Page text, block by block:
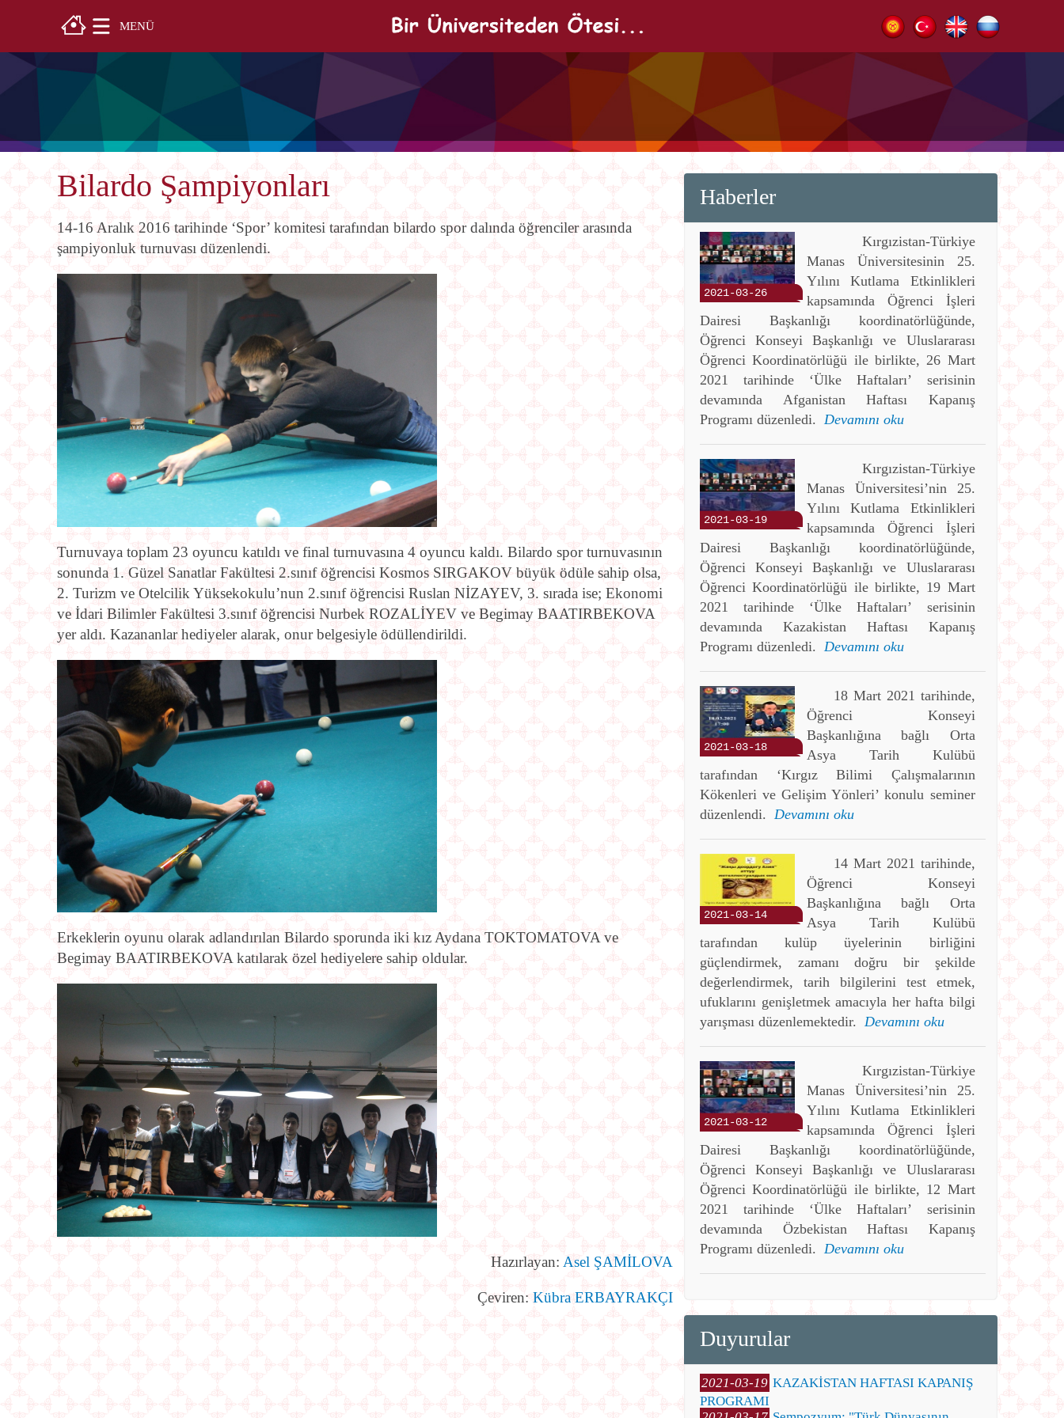
MENÜ
Bilardo Şampiyonları
14-16 Aralık 2016 tarihinde ‘Spor’ komitesi tarafından bilardo spor dalında öğrenciler arasında
şampiyonluk turnuvası düzenlendi.
Turnuvaya toplam 23 oyuncu katıldı ve final turnuvasına 4 oyuncu kaldı. Bilardo spor turnuvasının
sonunda 1. Güzel Sanatlar Fakültesi 2.sınıf öğrencisi Kosmos SIRGAKOV büyük ödüle sahip olsa,
2. Turizm ve Otelcilik Yüksekokulu’nun 2.sınıf öğrencisi Ruslan NİZAYEV, 3. sırada ise; Ekonomi
ve İdari Bilimler Fakültesi 3.sınıf öğrencisi Nurbek ROZALİYEV ve Begimay BAATIRBEKOVA
yer aldı. Kazananlar hediyeler alarak, onur belgesiyle ödüllendirildi.
Erkeklerin oyunu olarak adlandırılan Bilardo sporunda iki kız Aydana TOKTOMATOVA ve
Begimay BAATIRBEKOVA katılarak özel hediyelere sahip oldular.
Hazırlayan: Asel ŞAMİLOVA
Çeviren: Kübra ERBAYRAKÇI
Haberler
2021-03-26
Kırgızistan-Türkiye
Manas Üniversitesinin 25.
Yılını Kutlama Etkinlikleri
kapsamında Öğrenci İşleri
Dairesi Başkanlığı koordinatörlüğünde,
Öğrenci Konseyi Başkanlığı ve Uluslararası
Öğrenci Koordinatörlüğü ile birlikte, 26 Mart
2021 tarihinde ‘Ülke Haftaları’ serisinin
devamında Afganistan Haftası Kapanış
Programı düzenledi. Devamını oku
2021-03-19
Kırgızistan-Türkiye
Manas Üniversitesi’nin 25.
Yılını Kutlama Etkinlikleri
kapsamında Öğrenci İşleri
Dairesi Başkanlığı koordinatörlüğünde,
Öğrenci Konseyi Başkanlığı ve Uluslararası
Öğrenci Koordinatörlüğü ile birlikte, 19 Mart
2021 tarihinde ‘Ülke Haftaları’ serisinin
devamında Kazakistan Haftası Kapanış
Programı düzenledi. Devamını oku
2021-03-18
18 Mart 2021 tarihinde,
Öğrenci Konseyi
Başkanlığına bağlı Orta
Asya Tarih Kulübü
tarafından ‘Kırgız Bilimi Çalışmalarının
Kökenleri ve Gelişim Yönleri’ konulu seminer
düzenlendi. Devamını oku
2021-03-14
14 Mart 2021 tarihinde,
Öğrenci Konseyi
Başkanlığına bağlı Orta
Asya Tarih Kulübü
tarafından kulüp üyelerinin birliğini
güçlendirmek, zamanı doğru bir şekilde
değerlendirmek, tarih bilgilerini test etmek,
ufuklarını genişletmek amacıyla her hafta bilgi
yarışması düzenlemektedir. Devamını oku
2021-03-12
Kırgızistan-Türkiye
Manas Üniversitesi’nin 25.
Yılını Kutlama Etkinlikleri
kapsamında Öğrenci İşleri
Dairesi Başkanlığı koordinatörlüğünde,
Öğrenci Konseyi Başkanlığı ve Uluslararası
Öğrenci Koordinatörlüğü ile birlikte, 12 Mart
2021 tarihinde ‘Ülke Haftaları’ serisinin
devamında Özbekistan Haftası Kapanış
Programı düzenledi. Devamını oku
Duyurular
2021-03-19 KAZAKİSTAN HAFTASI KAPANIŞ
PROGRAMI